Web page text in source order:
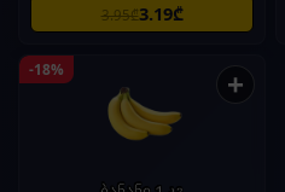
3.95₾3.19₾
-18% +